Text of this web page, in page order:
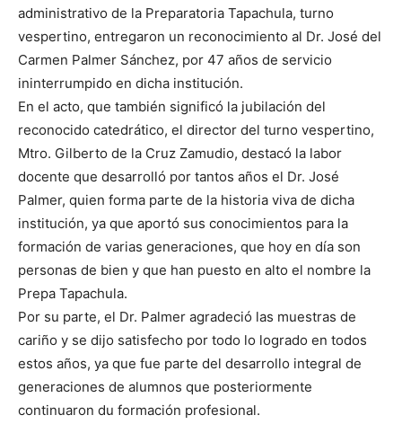
administrativo de la Preparatoria Tapachula, turno
vespertino, entregaron un reconocimiento al Dr. José del
Carmen Palmer Sánchez, por 47 años de servicio
ininterrumpido en dicha institución.
En el acto, que también significó la jubilación del
reconocido catedrático, el director del turno vespertino,
Mtro. Gilberto de la Cruz Zamudio, destacó la labor
docente que desarrolló por tantos años el Dr. José
Palmer, quien forma parte de la historia viva de dicha
institución, ya que aportó sus conocimientos para la
formación de varias generaciones, que hoy en día son
personas de bien y que han puesto en alto el nombre la
Prepa Tapachula.
Por su parte, el Dr. Palmer agradeció las muestras de
cariño y se dijo satisfecho por todo lo logrado en todos
estos años, ya que fue parte del desarrollo integral de
generaciones de alumnos que posteriormente
continuaron du formación profesional.